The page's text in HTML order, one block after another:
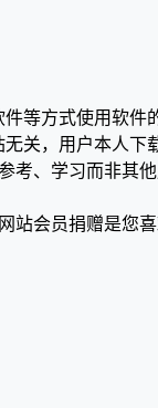
等方式使用软件
关，用户本人下
考、学习而非其
站会员捐赠是您